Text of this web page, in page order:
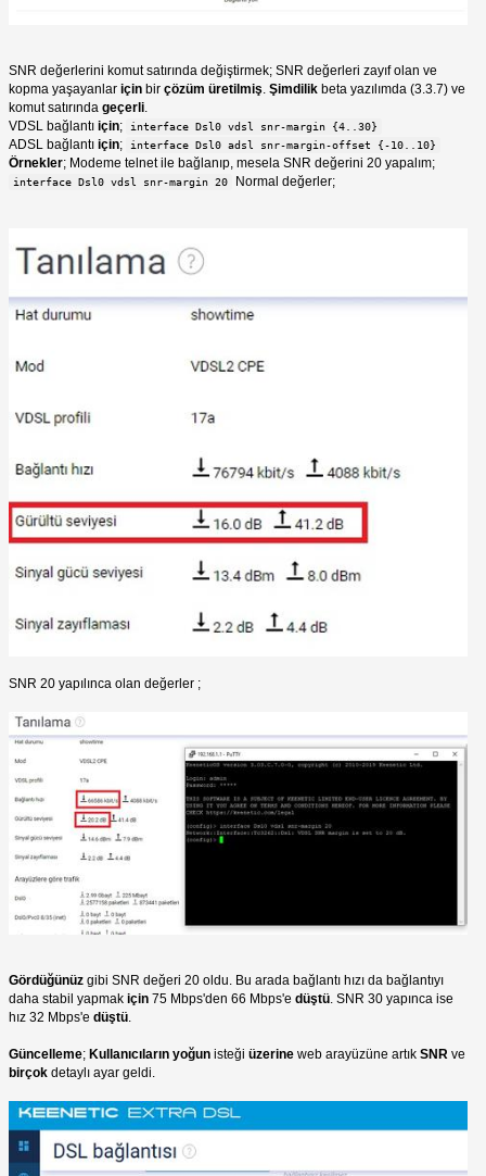
SNR değerlerini komut satırında değiştirmek; SNR değerleri zayıf olan ve
kopma yaşayanlar için bir çözüm üretilmiş Şimdilik beta yazılımda (3.3.7) ve
komut satırında geçerli
VDSL bağlantı için; interface Dsl0 vdsl snr-margin {4..30}
ADSL bağlantı için; interface Dsl0 adsl snr-margin-offset {-10..10}
Örnekler; Modeme telnet ile bağlanıp, mesela SNR değerini 20 yapalım;
interface Dsl0 vdsl snr-margin 20 Normal değerler;
SNR 20 yapılınca olan değerler ;
Gördüğünüz gibi SNR değeri 20 oldu. Bu arada bağlantı hızı da bağlantıyı
daha stabil yapmak için 75 Mbps'den 66 Mbps'e düştü. SNR 30 yapınca ise
hız 32 Mbps'e düştü.
Güncelleme; Kullanıcıların yoğun isteği üzerine web arayüzüne artık SNR ve
birçok detaylı ayar geldi.